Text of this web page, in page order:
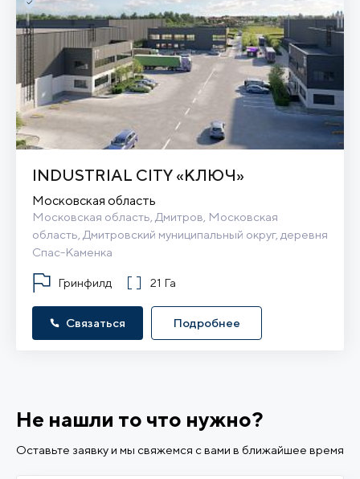
INDUSTRIAL CITY «КЛЮЧ»
Московская область
Московская область, Дмитров, Московская
область, Дмитровский муниципальный округ, деревня
Спас-Каменка
Гринфилд 21 Га
Связаться Подробнее
Не нашли то что нужно?
Оставьте заявку и мы свяжемся с вами в ближайшее время